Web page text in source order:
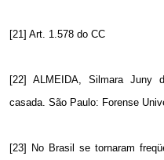
[21] Art. 1.578 do CC
[22] ALMEIDA, Silmara Juny
casada. São Paulo: Forense
[23] No Brasil se tornaram